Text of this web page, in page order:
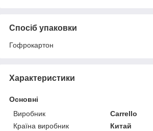
Спосіб упаковки
Гофрокартон
Характеристики
Основні
Виробник
Carrello
Країна виробник
Китай